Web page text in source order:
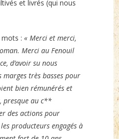
et livrés (qui nous
mots :« Merci et merci,
Merci au Fenouil
d’avoir su nous
très basses pour
bien rémunérés et
presque au c**
des actions pour
producteurs engagés à